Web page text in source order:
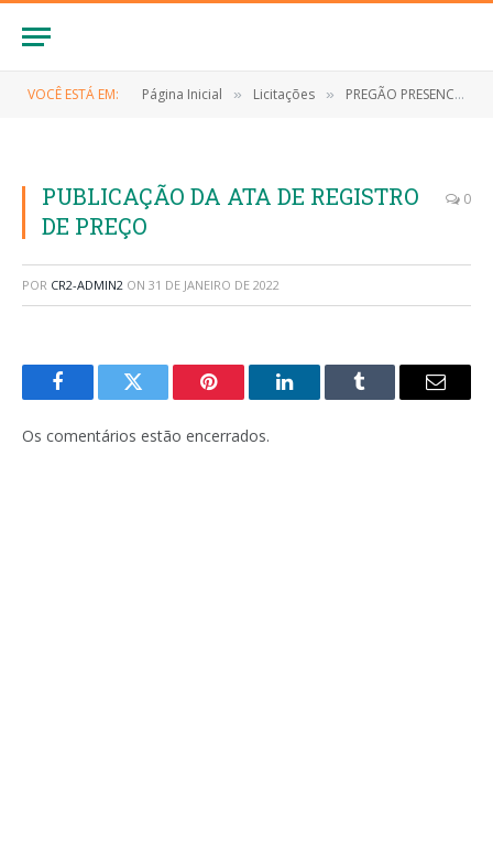
VOCÊ ESTÁ EM: Página Inicial » Licitações » PREGÃO PRESENCIAL Nº 019/2021-SRP (CONTRATAÇÃO DE EMPRESA ESPECIALIZADA NA PRESTAÇÃO DE SERVIÇOS DE SANITIZAÇÃO E DESINFECÇÃO)
PUBLICAÇÃO DA ATA DE REGISTRO
DE PREÇO
0
POR CR2-ADMIN2 ON 31 DE JANEIRO DE 2022
FacebookTwitter Pinterest LinkedInTumblr
E-
Os comentários estão encerrados.